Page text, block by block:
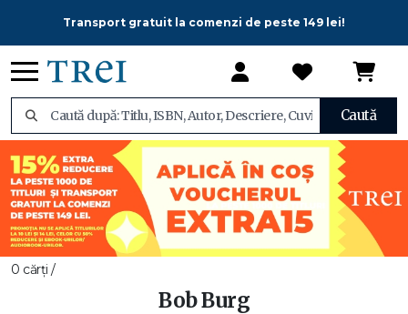
Transport gratuit la comenzi de peste 149 lei!
Caută
0 cărți /
Bob Burg